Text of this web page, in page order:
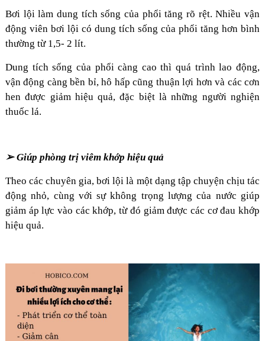
Bơi lội làm dung tích sống của phổi tăng rõ rệt. Nhiều vận
động viên bơi lội có dung tích sống của phổi tăng hơn bình
thường từ 1,5- 2 lít.
Dung tích sống của phổi càng cao thì quá trình lao động,
vận động càng bền bỉ, hô hấp cũng thuận lợi hơn và các cơn
hen được giảm hiệu quả, đặc biệt là những người nghiện
thuốc lá.
➢ Giúp phòng trị viêm khớp hiệu quả
Theo các chuyên gia, bơi lội là một dạng tập chuyện chịu tác
động nhỏ, cùng với sự không trọng lượng của nước giúp
giảm áp lực vào các khớp, từ đó giảm được các cơ đau khớp
hiệu quả.